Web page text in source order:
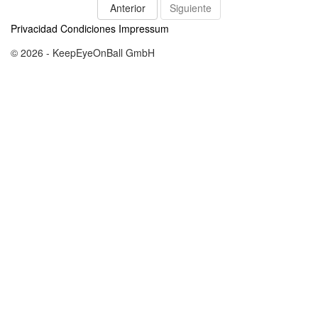
Anterior
Siguiente
Privacidad Condiciones Impressum
© 2026 - KeepEyeOnBall GmbH